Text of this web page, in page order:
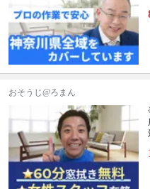
おそうじ@ろまん